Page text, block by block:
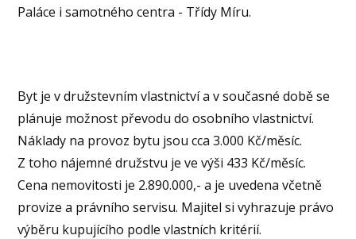
Paláce i samotného centra - Třídy Míru.
Byt je v družstevním vlastnictví a v současné době se
plánuje možnost převodu do osobního vlastnictví.
Náklady na provoz bytu jsou cca 3.000 Kč/měsíc.
Z toho nájemné družstvu je ve výši 433 Kč/měsíc.
Cena nemovitosti je 2.890.000,- a je uvedena včetně
provize a právního servisu. Majitel si vyhrazuje právo
výběru kupujícího podle vlastních kritérií.